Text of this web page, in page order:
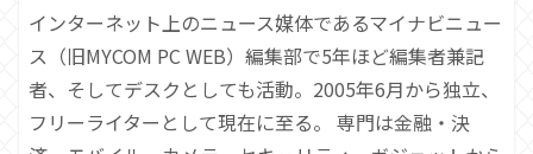
インターネット上のニュース媒体であるマイナビニュー
ス（旧MYCOM PC WEB）編集部で5年ほど編集者兼記
者、そしてデスクとしても活動。2005年6月から独立、
フリーライターとして現在に至る。 専門は金融・決